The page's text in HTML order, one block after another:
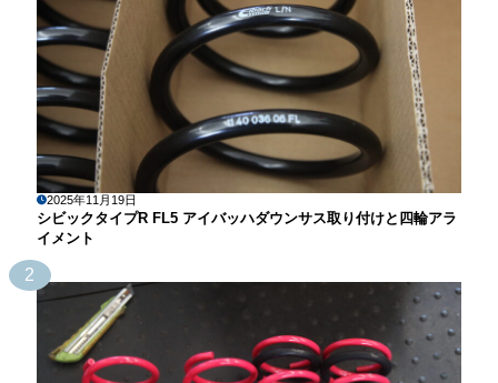
2025年11月19日
シビックタイプR FL5 アイバッハダウンサス取り付けと四輪アラ
イメント
2